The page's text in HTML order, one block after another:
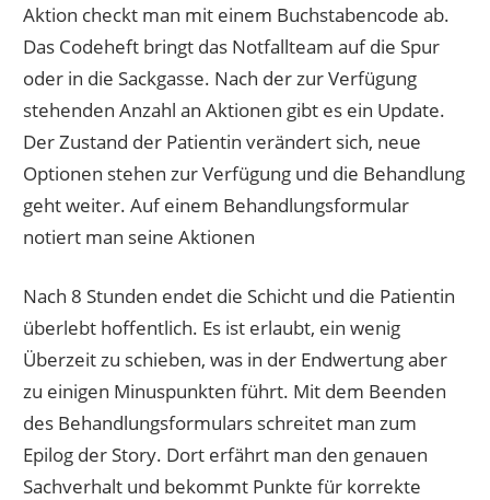
Aktion checkt man mit einem Buchstabencode ab.
Das Codeheft bringt das Notfallteam auf die Spur
oder in die Sackgasse. Nach der zur Verfügung
stehenden Anzahl an Aktionen gibt es ein Update.
Der Zustand der Patientin verändert sich, neue
Optionen stehen zur Verfügung und die Behandlung
geht weiter. Auf einem Behandlungsformular
notiert man seine Aktionen
Nach 8 Stunden endet die Schicht und die Patientin
überlebt hoffentlich. Es ist erlaubt, ein wenig
Überzeit zu schieben, was in der Endwertung aber
zu einigen Minuspunkten führt. Mit dem Beenden
des Behandlungsformulars schreitet man zum
Epilog der Story. Dort erfährt man den genauen
Sachverhalt und bekommt Punkte für korrekte